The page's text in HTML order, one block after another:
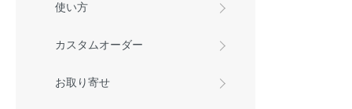
使い方
カスタムオーダー
お取り寄せ